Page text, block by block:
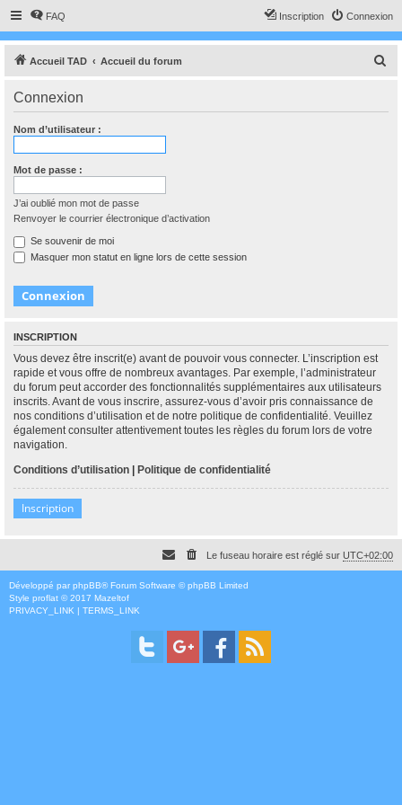
FAQ Connexion
Inscription
Accueil TAD Accueil du forum
Connexion
Nom d’utilisateur :
Mot de passe :
J’ai oublié mon mot de passe
Renvoyer le courrier électronique d’activation
Se souvenir de moi
Masquer mon statut en ligne lors de cette session
INSCRIPTION
Vous devez être inscrit(e) avant de pouvoir vous connecter. L’inscription est
rapide et vous offre de nombreux avantages. Par exemple, l’administrateur
du forum peut accorder des fonctionnalités supplémentaires aux utilisateurs
inscrits. Avant de vous inscrire, assurez-vous d’avoir pris connaissance de
nos conditions d’utilisation et de notre politique de confidentialité. Veuillez
également consulter attentivement toutes les règles du forum lors de votre
navigation.
Conditions d’utilisation | Politique de confidentialité
Inscription
Le fuseau horaire est réglé sur UTC+02:00
Développé par phpBB® Forum Software © phpBB Limited
Style proflat © 2017 Mazeltof
PRIVACY_LINK | TERMS_LINK